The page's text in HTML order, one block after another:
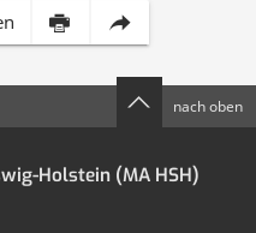
Inhalt Diese
per
nach oben
Holstein (MA HSH)